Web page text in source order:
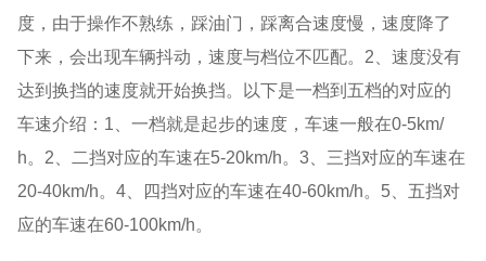
度，由于操作不熟练，踩油门，踩离合速度慢，速度降了
下来，会出现车辆抖动，速度与档位不匹配。2、速度没有
达到换挡的速度就开始换挡。以下是一档到五档的对应的
车速介绍：1、一档就是起步的速度，车速一般在0-5km/
h。2、二挡对应的车速在5-20km/h。3、三挡对应的车速在
20-40km/h。4、四挡对应的车速在40-60km/h。5、五挡对
应的车速在60-100km/h。